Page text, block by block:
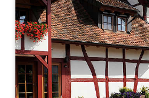
constitue également un
XVIIème siècle et abrite des
rendues visibles au cours de